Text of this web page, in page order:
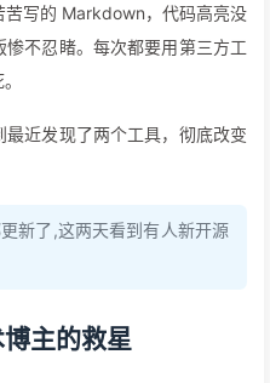
苦写的 Markdown，代码高亮没
不忍睹。每次都要用第三方工
近发现了两个工具，彻底改变
新了,这两天看到有人新开源
主的救星